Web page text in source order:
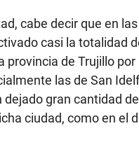
cabe decir que en
casi la totalidad
provincia de Trujillo
las de San
dejado gran cantidad
ciudad, como en el